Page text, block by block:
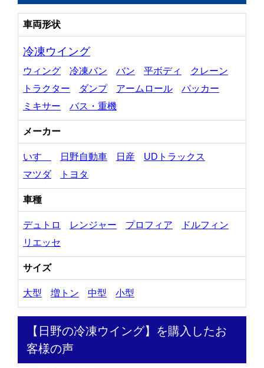
車両形状
冷凍ウイング
ウィング 冷凍バン バン 平ボディ
クレーン
トラクター
ダンプ アームロール
パッカー
ミキサー
バス・重機
メーカー
いすゞ 日野自動車 日産
UDトラックス
マツダ
トヨタ
車種
デュトロ レンジャー プロフィア
ドルフィン
リエッセ
サイズ
大型 増トン 中型 小型
【日野の冷凍ウイング】を購入したお
客様の声